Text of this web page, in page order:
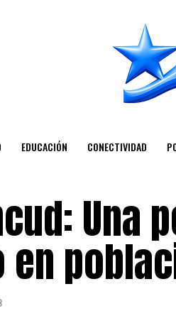
EDUCACIÓN CONECTIVIDAD
Una